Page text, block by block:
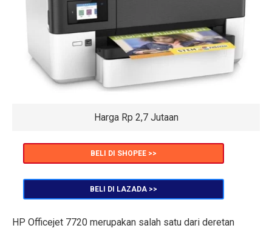
Harga Rp 2,7 Jutaan
BELI DI SHOPEE >>
BELI DI LAZADA >>
HP Officejet 7720 merupakan salah satu dari deretan